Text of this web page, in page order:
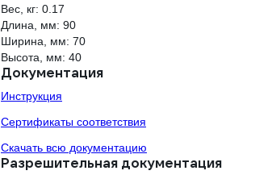
Вес, кг: 0.17
Длина, мм: 90
Ширина, мм: 70
Высота, мм: 40
Документация
Инструкция
Сертификаты соответствия
Скачать всю документацию
Разрешительная документация